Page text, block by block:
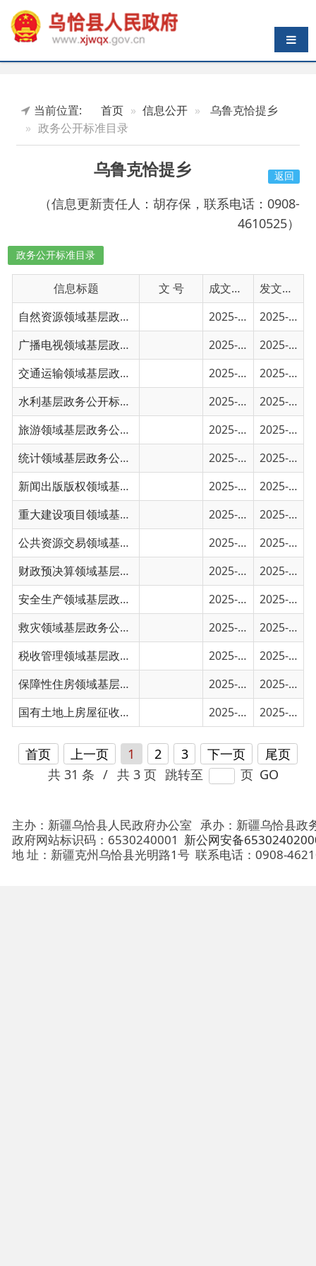
导航切换
政务公开标准目录
乌鲁克恰提乡
（信息更新责任人：胡存保，联系电话：0908-
4610525）
信息标题
2025-01-30
广播电视领域基层政务公开事项目录 2025-01-30
2025-01-30
交通运输领域基层政务公开事项目录
2025-01-30
2025-01-30
水利基层政务公开标准目录
旅游领域基层政务公开标准目录 2025-01-30 2025-01-30
统计领域基层政务公开标准目录 2025-01-30 2025-01-30
新闻出版版权领域基层政务公开标准目录 2025-01-30
2025-01-30
重大建设项目领域基层政务公开标准目录
2025-01-29 2025-01-29
公共资源交易领域基层政务公开标准目录 2025-01-29 2025-01-29
财政预决算领域基层政务公开标准目录 2025-01-29 2025-01-29
安全生产领域基层政务公开标准目录 2025-01-29 2025-01-29
救灾领域基层政务公开标准目录 2025-01-29
2025-01-29
税收管理领域基层政务公开标准目录
保障性住房领域基层政务公开标准目录 2025-01-29 2025-01-29
国有土地上房屋征收与补偿领域基层政务公开... 2025-01-29 2025-01-29
首页 上一页 1 2 3 下一页
尾页
共 31 条 / 共 3 页 页 GO
主办：新疆乌恰县人民政府办公室承办：新疆乌恰县政务服务
政府网站标识码：6530240001新公网安备65302402000101号
地 址：新疆克州乌恰县光明路1号
联系电话：0908-4621030